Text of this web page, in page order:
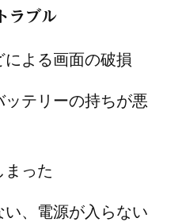
ラブル
よる画面の破損
テリーの持ちが悪
まった
、電源が入らない